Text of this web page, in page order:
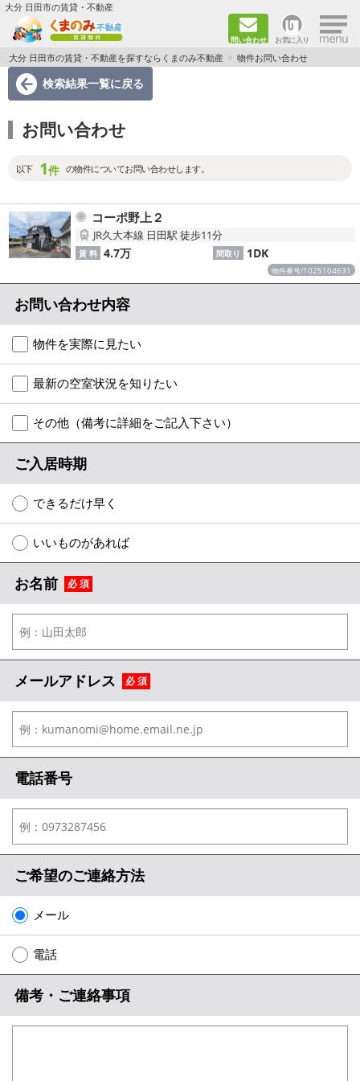
大分 日田市の賃貸・不動産
問い合わせ お気に入り ×
TOPページ
新築物件
ペット飼育ＯＫ物件
単身者向け（1K～2DK）
新婚·ファミリー向け（2DK～3DK）
ファミリー向け（3DK～）
路線·駅から探す
地域から探す
地図から探す
店舗情報·アクセス
会社概要
メールでお問い合わせ
大分 日田市の賃貸・不動産を探すならくまのみ不動産 物件お問い合わせ
検索結果一覧に戻る
お問い合わせ
以下 1件 の物件についてお問い合わせします。
物件番号/1025104631
コーポ野上２
JR久大本線 日田駅 徒歩11分
賃 料 4.7万 間取り 1DK
お問い合わせ内容
物件を実際に見たい
最新の空室状況を知りたい
その他（備考に詳細をご記入下さい）
ご入居時期
できるだけ早く
いいものがあれば
お名前 必 須
メールアドレス 必 須
電話番号
ご希望のご連絡方法
メール
電話
備考・ご連絡事項